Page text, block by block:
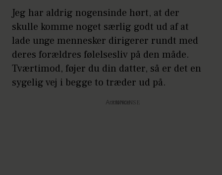
Jeg har aldrig nogensinde hørt, at der
skulle komme noget særlig godt ud af at
lade unge mennesker dirigerer rundt med
deres forældres følelsesliv på den måde.
Tværtimod, føjer du din datter, så er det en
sygelig vej i begge to træder ud på.
Annonce